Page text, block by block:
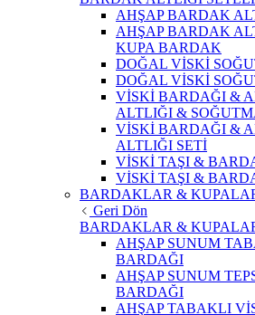
AHŞAP BARDAK
AHŞAP BARDAK
KUPA BARDAK
DOĞAL VİSKİ
DOĞAL VİSKİ
VİSKİ BARDAĞI &
ALTLIĞI &
VİSKİ BARDAĞI &
ALTLIĞI SETİ
VİSKİ TAŞI &
VİSKİ TAŞI &
BARDAKLAR &
Geri Dön
BARDAKLAR &
AHŞAP SUNUM
BARDAĞI
AHŞAP SUNUM
BARDAĞI
AHŞAP TABAKLI